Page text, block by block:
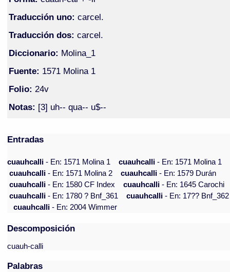
Traducción uno: carcel.
Traducción dos: carcel.
Diccionario: Molina_1
Fuente: 1571 Molina 1
Folio: 24v
Notas: [3] uh-- qua-- u$--
Entradas
cuauhcalli- En: 1571 Molina 1 cuauhcalli- En: 1571 Molina 1
cuauhcalli- En: 1571 Molina 2 cuauhcalli- En: 1579 Durán
cuauhcalli- En: 1580 CF Index cuauhcalli- En: 1645 Carochi
cuauhcalli- En: 1780 ? Bnf_361 cuauhcalli- En: 17?? Bnf_362
cuauhcalli- En: 2004 Wimmer
Descomposición
cuauh-calli
Palabras